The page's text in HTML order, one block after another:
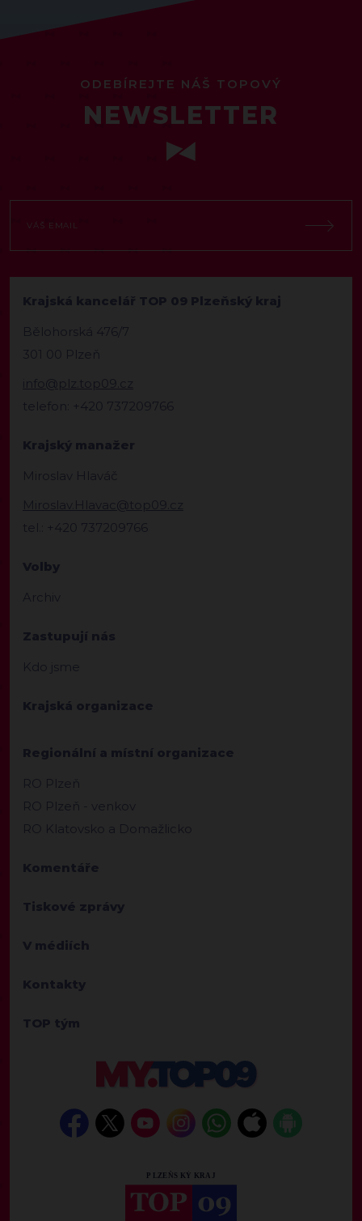
ODEBÍREJTE NÁŠ TOPOVÝ
NEWSLETTER
Krajská kancelář TOP 09 Plzeňský kraj
Bělohorská 476/7
301 00 Plzeň
info@plz.top09.cz
telefon: +420 737209766
Krajský manažer
Miroslav Hlaváč
Miroslav.Hlavac@top09.cz
tel.: +420 737209766
Volby
Archiv
Zastupují nás
Kdo jsme
Krajská organizace
Regionální a místní organizace
RO Plzeň
RO Plzeň - venkov
RO Klatovsko a Domažlicko
Komentáře
Tiskové zprávy
V médiích
Kontakty
TOP tým